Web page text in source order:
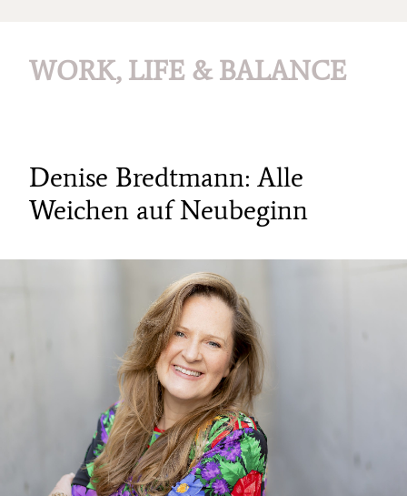
WORK, LIFE & BALANCE
Denise Bredtmann: Alle
Weichen auf Neubeginn